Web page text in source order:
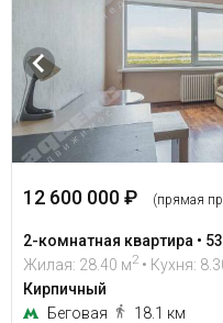
12 600 000 ₽ (прямая
2-комнатная квартира •
Жилая: 28.40 м2 • Кухня:
Кирпичный
Беговая
18.1 км